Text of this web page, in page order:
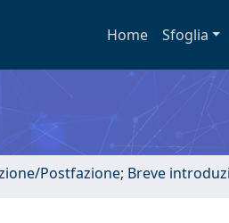
Home Sfoglia
Postfazione; Breve